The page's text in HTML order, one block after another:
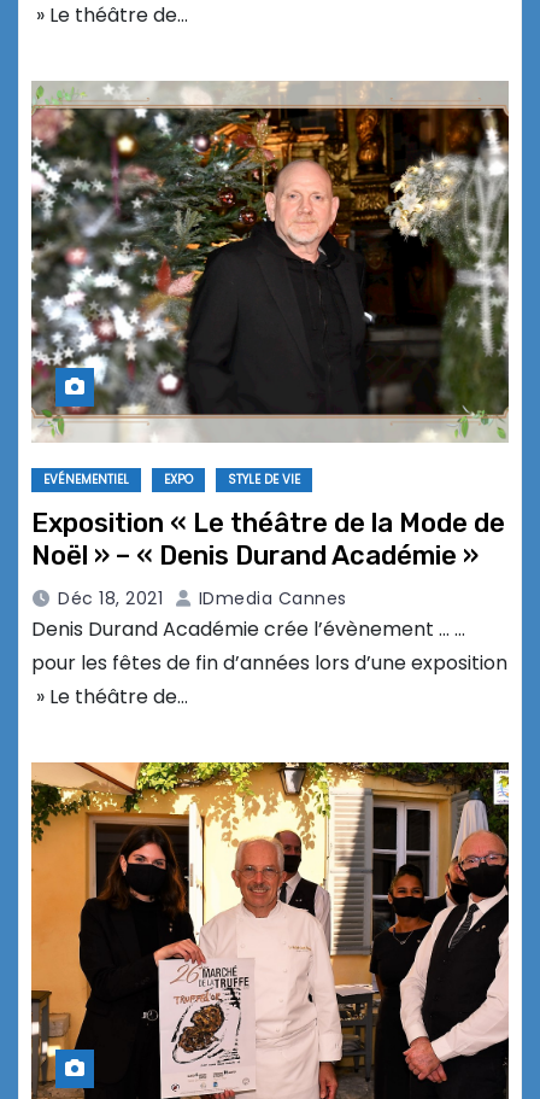
» Le théâtre de…
EVÉNEMENTIEL EXPO STYLE DE VIE
Exposition « Le théâtre de la Mode de
Noël » – « Denis Durand Académie »
Déc 18, 2021 IDmedia Cannes
Denis Durand Académie crée l’évènement … …
pour les fêtes de fin d’années lors d’une exposition
» Le théâtre de…